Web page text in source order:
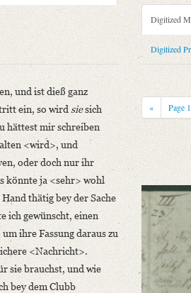
von Schlegel
Schlegel-Ausgabe. Bd. 23. Dritte
September 1788 ‒ 15. Juli 1797). Mit
werden, und ist dieß ganz
Landesbibliothek - Staats- und
Doppelbl., hs. m. U.
und ist dieß ganz
ein, so wird siesich
hättest mir schreiben
<wird>, und
oder doch nur ihr
könnte ja <sehr> wohl
thätig bey der Sache
ich gewünscht, einen
ihre Fassung daraus zu
<Nachricht>.
sie brauchst, und wie
bey dem Clubb
Digitized
Digitized
« Page 1